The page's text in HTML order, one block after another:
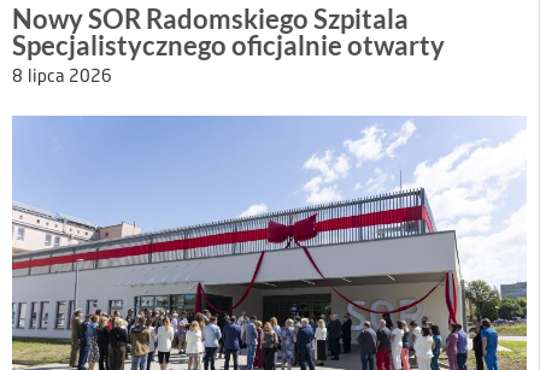
Nowy SOR Radomskiego Szpitala
Specjalistycznego oficjalnie otwarty
8 lipca 2026